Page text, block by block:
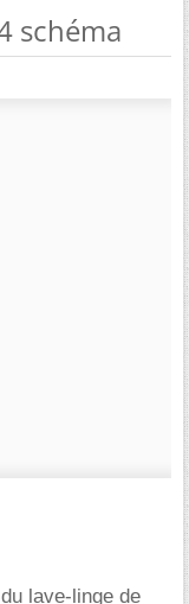
schéma
lave-linge de